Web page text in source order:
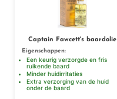
Captain Fawcett's baardolie
Eigenschappen:
Een keurig verzorgde en fris
ruikende baard
Minder huidirritaties
Extra verzorging van de huid
onder de baard